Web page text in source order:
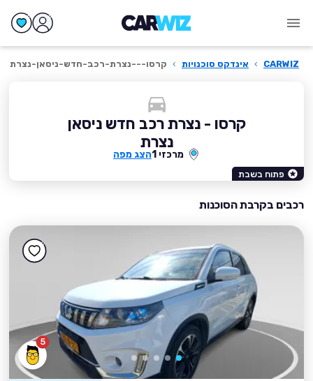
CARWIZ
› אינדקס סוכנויות › קרסו---נצרת-רכב-חדש-ניסאן-נצרת
קרסו - נצרת רכב חדש ניסאן
נצרת
מרכזי 1 הצג מפה
פתוח בשבת
רכבים בקרבת הסוכנות
5